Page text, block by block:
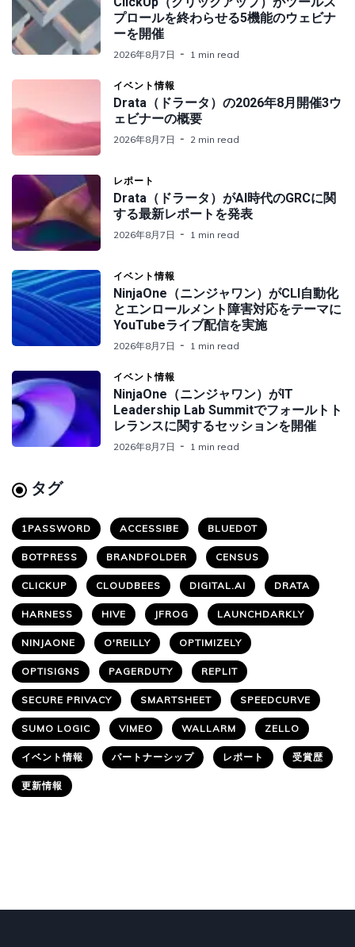
プロールを終わらせる5機能のウェビナ
ーを開催
2026年8月7日 1 min read
イベント情報
Drata（ドラータ）の2026年8月開催3ウ
ェビナーの概要
2026年8月7日 2 min read
レポート
Drata（ドラータ）がAI時代のGRCに関
する最新レポートを発表
2026年8月7日 1 min read
イベント情報
NinjaOne（ニンジャワン）がCLI自動化
とエンロールメント障害対応をテーマに
YouTubeライブ配信を実施
2026年8月7日 1 min read
イベント情報
NinjaOne（ニンジャワン）がIT
Leadership Lab Summitでフォールトト
レランスに関するセッションを開催
2026年8月7日 1 min read
タグ
1PASSWORD ACCESSIBE BLUEDOT
BOTPRESS BRANDFOLDER CENSUS
CLICKUP CLOUDBEES DIGITAL.AI DRATA
HARNESS HIVE JFROG LAUNCHDARKLY
NINJAONE O'REILLY OPTIMIZELY
OPTISIGNS PAGERDUTY REPLIT
SECURE PRIVACY SMARTSHEET SPEEDCURVE
SUMO LOGIC VIMEO WALLARM ZELLO
イベント情報 パートナーシップ レポート 受賞歴
更新情報